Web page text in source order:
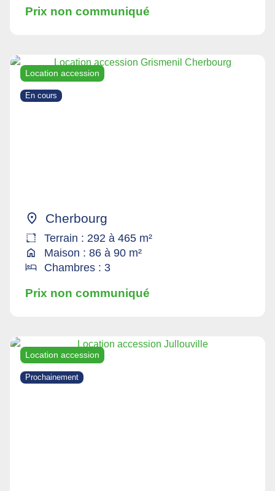
Prix non communiqué
Location accession
En cours
Cherbourg
Terrain : 292 à 465 m²
Maison : 86 à 90 m²
Chambres : 3
Prix non communiqué
Location accession
Prochainement